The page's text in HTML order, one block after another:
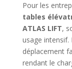
Pour les
tables
ATLAS LIFT,
usage
déplacement
rendant le